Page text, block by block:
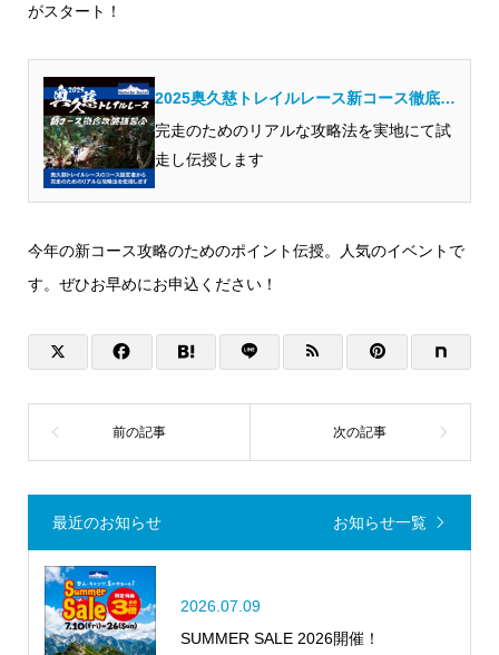
がスタート！
2025奥久慈トレイルレース新コース徹底攻
略講習会
完走のためのリアルな攻略法を実地にて試
走し伝授します
今年の新コース攻略のためのポイント伝授。人気のイベントで
す。ぜひお早めにお申込ください！
最近のお知らせ お知らせ一覧
2026.07.09
SUMMER SALE 2026開催！